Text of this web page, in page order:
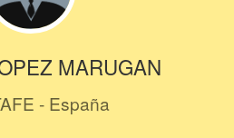
MARUGAN
- España